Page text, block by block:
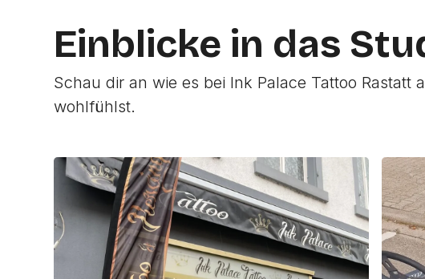
Einblicke in das
Schau dir an wie es bei Ink Palace Tattoo Rastatt
wohlfühlst.